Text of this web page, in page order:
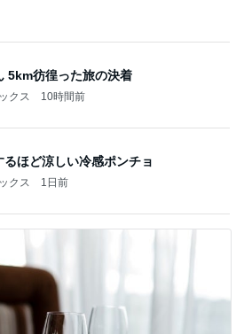
ほど涼しい冷感ポンチョ
クス 1日前